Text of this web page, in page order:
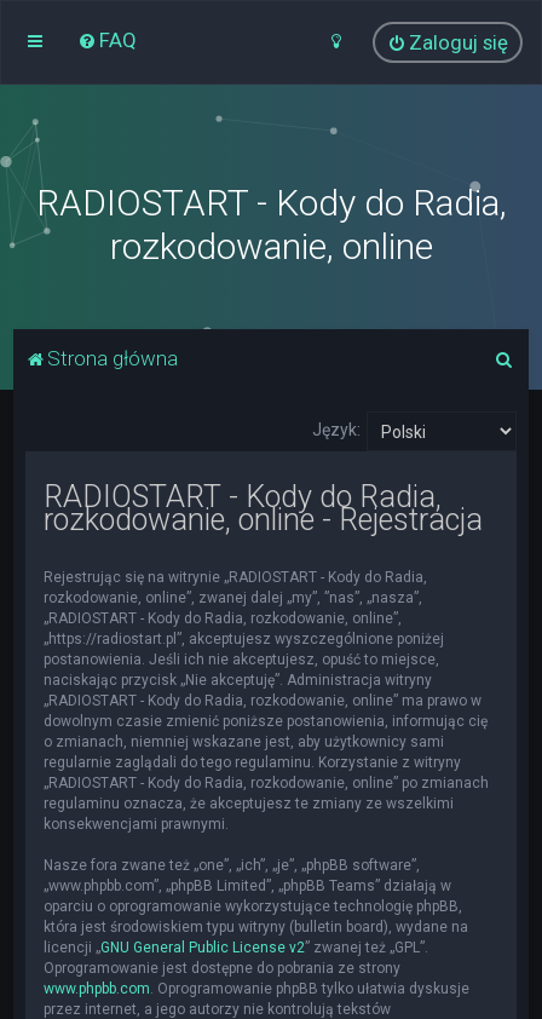
FAQ Zaloguj się
RADIOSTART - Kody do Radia,
rozkodowanie, online
Strona główna
Język:
RADIOSTART - Kody do Radia,
rozkodowanie, online - Rejestracja
Rejestrując się na witrynie „RADIOSTART - Kody do Radia,
rozkodowanie, online”, zwanej dalej „my”, ”nas”, „nasza”,
„RADIOSTART - Kody do Radia, rozkodowanie, online”,
„https://radiostart.pl”, akceptujesz wyszczególnione poniżej
postanowienia. Jeśli ich nie akceptujesz, opuść to miejsce,
naciskając przycisk „Nie akceptuję”. Administracja witryny
„RADIOSTART - Kody do Radia, rozkodowanie, online” ma prawo w
dowolnym czasie zmienić poniższe postanowienia, informując cię
o zmianach, niemniej wskazane jest, aby użytkownicy sami
regularnie zaglądali do tego regulaminu. Korzystanie z witryny
„RADIOSTART - Kody do Radia, rozkodowanie, online” po zmianach
regulaminu oznacza, że akceptujesz te zmiany ze wszelkimi
konsekwencjami prawnymi.
Nasze fora zwane też „one”, „ich”, „je”, „phpBB software”,
„www.phpbb.com”, „phpBB Limited”, „phpBB Teams” działają w
oparciu o oprogramowanie wykorzystujące technologię phpBB,
która jest środowiskiem typu witryny (bulletin board), wydane na
licencji „GNU General Public License v2” zwanej też „GPL”.
Oprogramowanie jest dostępne do pobrania ze strony
www.phpbb.com . Oprogramowanie phpBB tylko ułatwia dyskusje
przez internet, a jego autorzy nie kontrolują tekstów